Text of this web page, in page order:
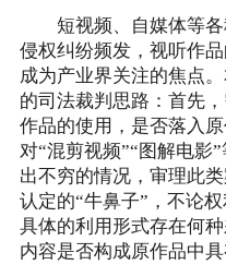
短视频、自媒体等各
侵权纠纷频发，视听作
成为产业界关注的焦点
的司法裁判思路：首先
作品的使用，是否落入
对“混剪视频”“图解电影
出不穷的情况，审理此
认定的“牛鼻子”，不论
具体的利用形式存在何
内容是否构成原作品中